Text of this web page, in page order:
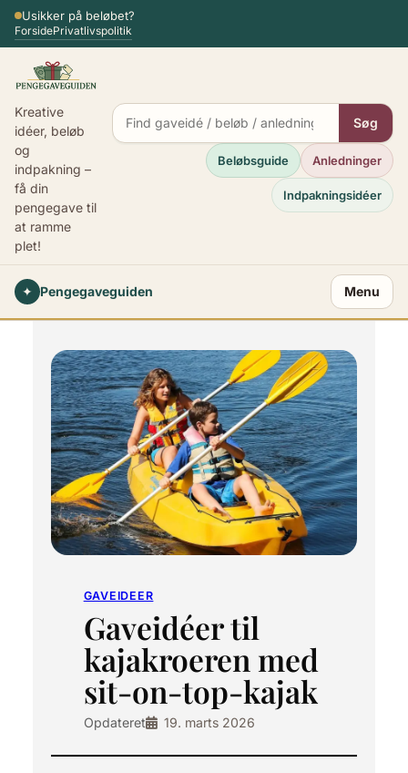
Spring
indhold
Usikker på beløbet?
ForsidePrivatlivspolitik
Kreative
idéer, beløb
og
indpakning –
få din
pengegave til
at ramme
plet!
Søg
Beløbsguide Anledninger
Indpakningsidéer
✦ Pengegaveguiden Menu
GAVEIDEER
Gaveidéer til
kajakroeren med
sit-on-top-kajak
Opdateret 19. marts 2026